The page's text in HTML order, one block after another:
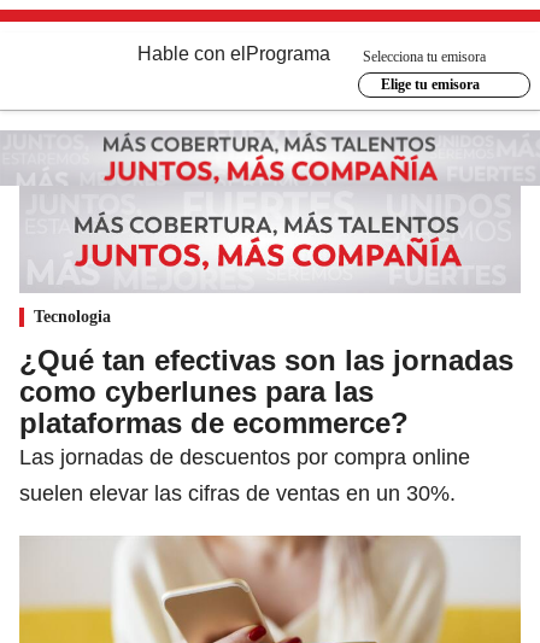
Hable con el Programa
Selecciona tu emisora
Elige tu emisora
Tecnologia
¿Qué tan efectivas son las jornadas
como cyberlunes para las
plataformas de ecommerce?
Las jornadas de descuentos por compra online
suelen elevar las cifras de ventas en un 30%.